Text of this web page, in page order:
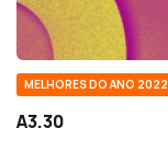
MELHORES DO ANO 2022
A3.30